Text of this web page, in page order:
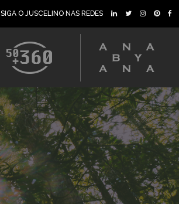
SIGA O JUSCELINO NAS REDES